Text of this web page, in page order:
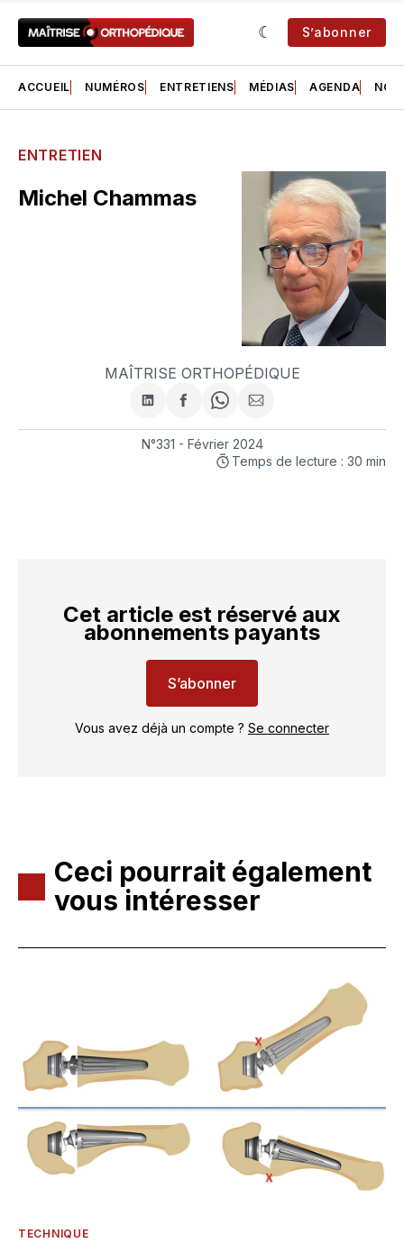
S’abonner
ACCUEIL NUMÉROS ENTRETIENS MÉDIAS AGENDA NOS
ENTRETIEN
Michel Chammas
MAÎTRISE ORTHOPÉDIQUE
Partager
sur
LinkedIn
Partager
sur
Facebook
Share
on
WhatsApp
Partager
par
courriel
N°331 - Février 2024
Temps de lecture : 30 min
Cet article est réservé aux
abonnements payants
S’abonner
Vous avez déjà un compte ? Se connecter
Ceci pourrait également
vous intéresser
TECHNIQUE